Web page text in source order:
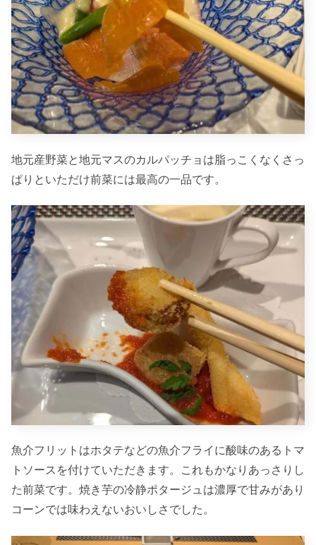
地元産野菜と地元マスのカルパッチョは脂っこくなくさっ
ぱりといただけ前菜には最高の一品です。
魚介フリットはホタテなどの魚介フライに酸味のあるトマ
トソースを付けていただきます。これもかなりあっさりし
た前菜です。焼き芋の冷静ポタージュは濃厚で甘みがあり
コーンでは味わえないおいしさでした。